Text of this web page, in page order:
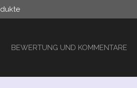
BEWERTUNG UND KOMMENTARE